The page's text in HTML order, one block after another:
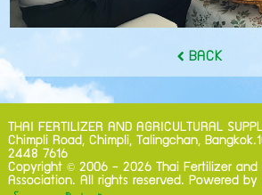
BACK
THAI FERTILIZER AND AGRICULTURAL
Chimpli Road, Chimpli, Talingchan,
2448 7616
Copyright ©2006 - 2026 Thai Fertilizer and
Association. All rights reserved. Powered by